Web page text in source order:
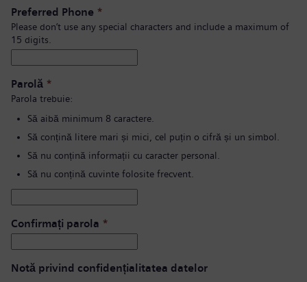
Preferred Phone *
Please don’t use any special characters and include a maximum of
15 digits.
Parolă *
Parola trebuie:
Să aibă minimum 8 caractere.
Să conțină litere mari și mici, cel puțin o cifră și un simbol.
Să nu conțină informații cu caracter personal.
Să nu conțină cuvinte folosite frecvent.
Confirmați parola *
Notă privind confidențialitatea datelor